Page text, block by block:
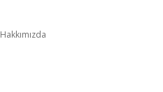
Hakkımızda